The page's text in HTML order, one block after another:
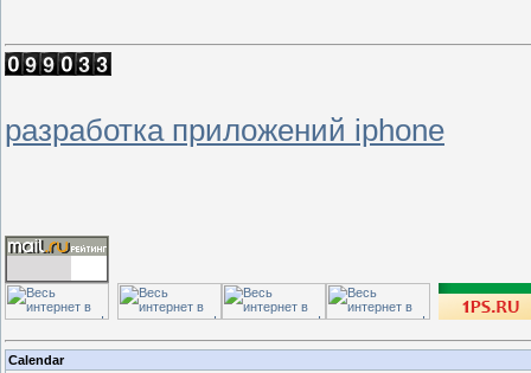
разработка приложений iphone
Calendar